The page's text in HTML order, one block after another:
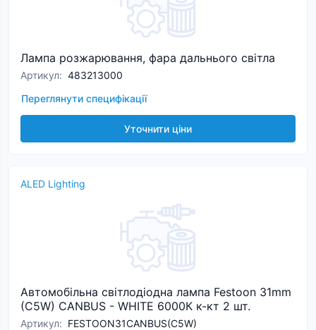
Лампа розжарювання, фара дальнього світла
Артикул: 483213000
Переглянути специфікації
Уточнити ціни
ALED Lighting
Автомобільна світлодіодна лампа Festoon 31mm
(C5W) CANBUS - WHITE 6000К к-кт 2 шт.
Артикул: FESTOON31CANBUS(C5W)